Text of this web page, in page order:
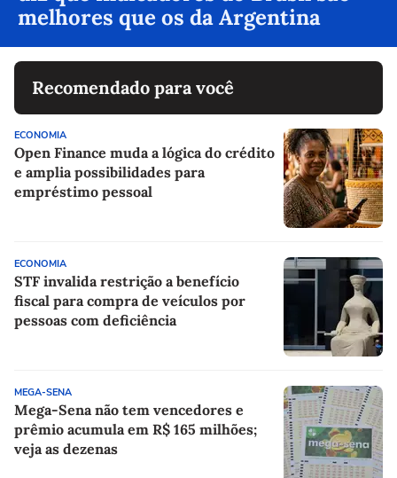
melhores que os da Argentina
Recomendado para você
ECONOMIA
Open Finance muda a lógica do crédito
e amplia possibilidades para
empréstimo pessoal
ECONOMIA
STF invalida restrição a benefício
fiscal para compra de veículos por
pessoas com deficiência
MEGA-SENA
Mega-Sena não tem vencedores e
prêmio acumula em R$ 165 milhões;
veja as dezenas